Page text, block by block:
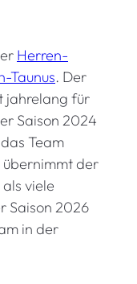
Herren-
Taunus. Der
jahrelang für
Saison 2024
Team
übernimmt der
viele
Saison 2026
in der